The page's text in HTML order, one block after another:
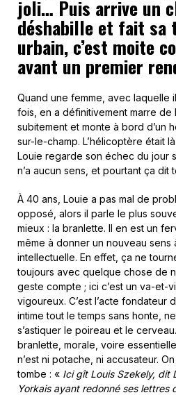
joli… Puis arrive un
déshabille et fait sa
urbain, c’est moite
avant un premier
Quand une femme, avec laquelle
fois, en a définitivement marre de
subitement et monte à bord d’un
sur-le-champ. L’hélicoptère était
Louie regarde son échec du jour
n’a aucun sens, et pourtant ça dit
À 40 ans, Louie a pas mal de
opposé, alors il parle le plus
mieux : la branlette. Il en est un
même à donner un nouveau sens
intellectuelle. En effet, ça ne
toujours avec quelque chose de
geste compte ; ici c’est un va-et-
vigoureux. C’est l’acte fondateur
intime tout le temps sans honte,
s’astiquer le poireau et le
branlette, morale, voire
n’est ni potache, ni accusateur.
tombe : « Ici gît Louis Szekely, dit
Yorkais ayant redonné ses lettres